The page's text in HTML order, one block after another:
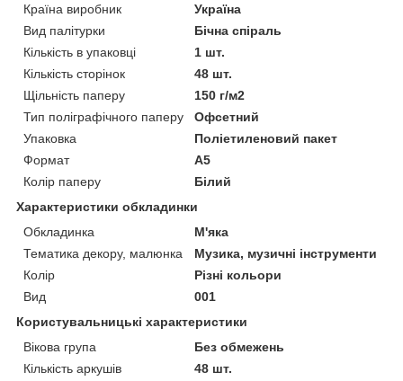
Країна виробник
Україна
Вид палітурки
Бічна спіраль
Кількість в упаковці
1 шт.
Кількість сторінок
48 шт.
Щільність паперу
150 г/м2
Тип поліграфічного паперу
Офсетний
Упаковка
Поліетиленовий пакет
Формат
A5
Колір паперу
Білий
Характеристики обкладинки
Обкладинка
М'яка
Тематика декору, малюнка
Музика, музичні інструменти
Колір
Різні кольори
Вид
001
Користувальницькі характеристики
Вікова група
Без обмежень
Кількість аркушів
48 шт.